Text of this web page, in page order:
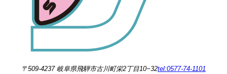
〒509-4237 岐阜県飛騨市古川町栄2丁目10−32tel:0577-74-1101